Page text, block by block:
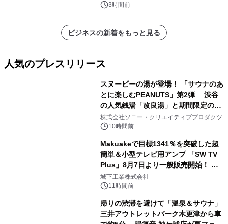
他）・分析レポートを発表
3時間前
ビジネスの新着をもっと見る
人気のプレスリリース
スヌーピーの湯が登場！ 「サウナのあ
とに楽しむPEANUTS」第2弾 渋谷
の人気銭湯「改良湯」と期間限定のコ
ラボレーション サウナイキタイコラ
ボグッズも発売決定！
株式会社ソニー・クリエイティブプロダクツ
10時間前
Makuakeで目標1341％を突破した超
簡単＆小型テレビ用アンプ 「SW TV
Plus」8月7日より一般販売開始！ ケ
ーブル1本つなぐだけ、テレビの音が
ぐっと豊かに
城下工業株式会社
11時間前
帰りの渋滞を避けて「温泉＆サウナ」
三井アウトレットパーク木更津から車